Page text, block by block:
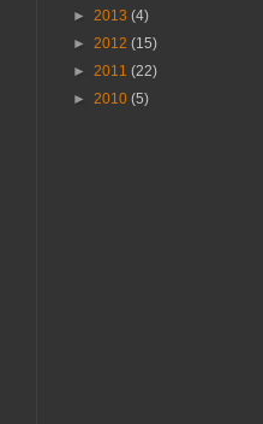
► 2013 (4)
► 2012 (15)
► 2011 (22)
► 2010 (5)